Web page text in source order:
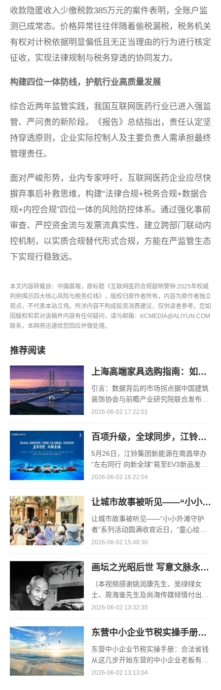
收款隐匿收入少缴税款385万元的案件表明，全账户监
测已成常态。价格异常往往伴随着偷税漏税，税务机关
有权对计税依据明显偏低且无正当理由的行为进行核定
征收，实现法律规制与税务穿透的协同发力。
构建四位一体防线，护航行业高质量发展
综合近两年监管实践，我国互联网医药行业已进入强监
管、严问责的新阶段。《报告》总结指出，责任认定坚
持穿透原则，企业实际控制人及主要负责人需承担最终
管理责任。
面对严峻形势，业内专家呼吁，互联网医药企业应尽快
摒弃事后补救思维，构建“法律合规+税务合规+数据合
规+内控合规”四位一体的风险防控体系。通过强化事前
审查、严控资金流与发票流真实性、建立跨部门联动内
控机制，以实质合规替代形式合规，方能在严监管生态
下实现行稳致远。
本文内容转载自：中國晨報，原标题《互联网医药合规敲响警钟:2025年权威
判例揭示四大核心风险与税务红线》，版权归原作者所有，内容为原作者独立
观点，不代表本站立场。所涉内容不构成投资消费建议，仅供读者参考。您如
因版权和若对该稿件内容有任何疑问，请与邮箱：KCMEDIA@ALIYUN.COM
联系，本网将迅速给您回应并做处理。
推荐阅读
上海高端家具选购指南：如何找到值得托付的品牌？
引言：数据背后的市场拐点据中国建筑
装饰协会与前瞻产业研究院联合发布的
《2026中国高端家居消费与趋势蓝皮
住宅（均价10万元/㎡以上）
2026-06-02 17:22:01
百项升级，全球同步，江铃集团新能源全新易至EV3正式发布
5月26日，江铃集团新能源在南昌举办
“左右同行 向新全球”易至EV3新品发布
暨全系产品推介会，面向全球正式推出
全系标配L2级智能驾
2026-06-02 16:22:04
让城市故事被听见——“小小外滩守护者”系列活动圆满收官
让城市故事被听见——“小小外滩守护
者”系列活动圆满收官近日，“童心绘美
寻韵中国”——第七届少儿视觉艺术节
期间，以外
2026-06-02 15:48:30
画坛之光昭后世 写意文脉永流传
（本视频感谢姚润康先生、吴绿绿女
士、周海崟先生及尚海传媒倾情付出）
——纪念海派宗师谢之光诞辰127周
景明，翰墨传情。2026年5月
2026-06-02 13:32:35
东营中小企业节税实操手册：合法省钱从这几步开始
东营中小企业节税实操手册：合法省钱
从这几步开始东营的中小企业老板有一
个普遍的认知误区：节税是大公司的
2026-06-02 13:13:04